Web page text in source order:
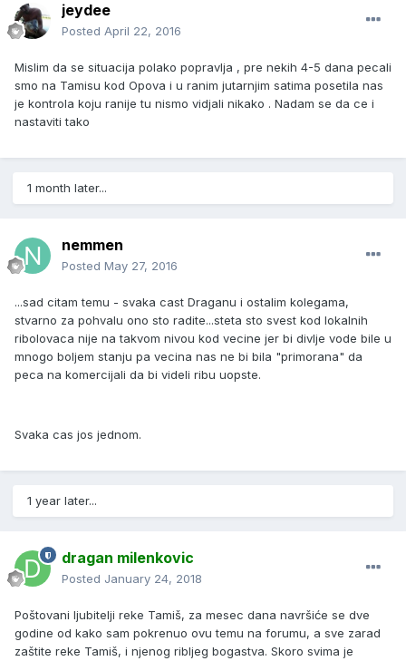
jeydee
Posted April 22, 2016
Mislim da se situacija polako popravlja , pre nekih 4-5 dana pecali
smo na Tamisu kod Opova i u ranim jutarnjim satima posetila nas
je kontrola koju ranije tu nismo vidjali nikako . Nadam se da ce i
nastaviti tako
1 month later...
nemmen
Posted May 27, 2016
...sad citam temu - svaka cast Draganu i ostalim kolegama,
stvarno za pohvalu ono sto radite...steta sto svest kod lokalnih
ribolovaca nije na takvom nivou kod vecine jer bi divlje vode bile u
mnogo boljem stanju pa vecina nas ne bi bila "primorana" da
peca na komercijali da bi videli ribu uopste.
Svaka cas jos jednom.
1 year later...
dragan milenkovic
Posted January 24, 2018
Poštovani ljubitelji reke Tamiš, za mesec dana navršiće se dve
godine od kako sam pokrenuo ovu temu na forumu, a sve zarad
zaštite reke Tamiš, i njenog ribljeg bogastva. Skoro svima je